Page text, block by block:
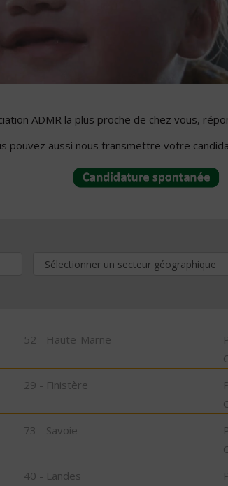
ADMR la plus proche de chez vous,
pouvez aussi nous transmettre votre
52 - Haute-Marne
29 - Finistère
73 - Savoie
40 - Landes